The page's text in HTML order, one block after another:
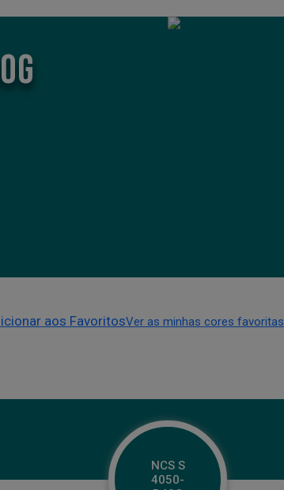
aos FavoritosVer as minhas cores favoritas
NCS S
4050-